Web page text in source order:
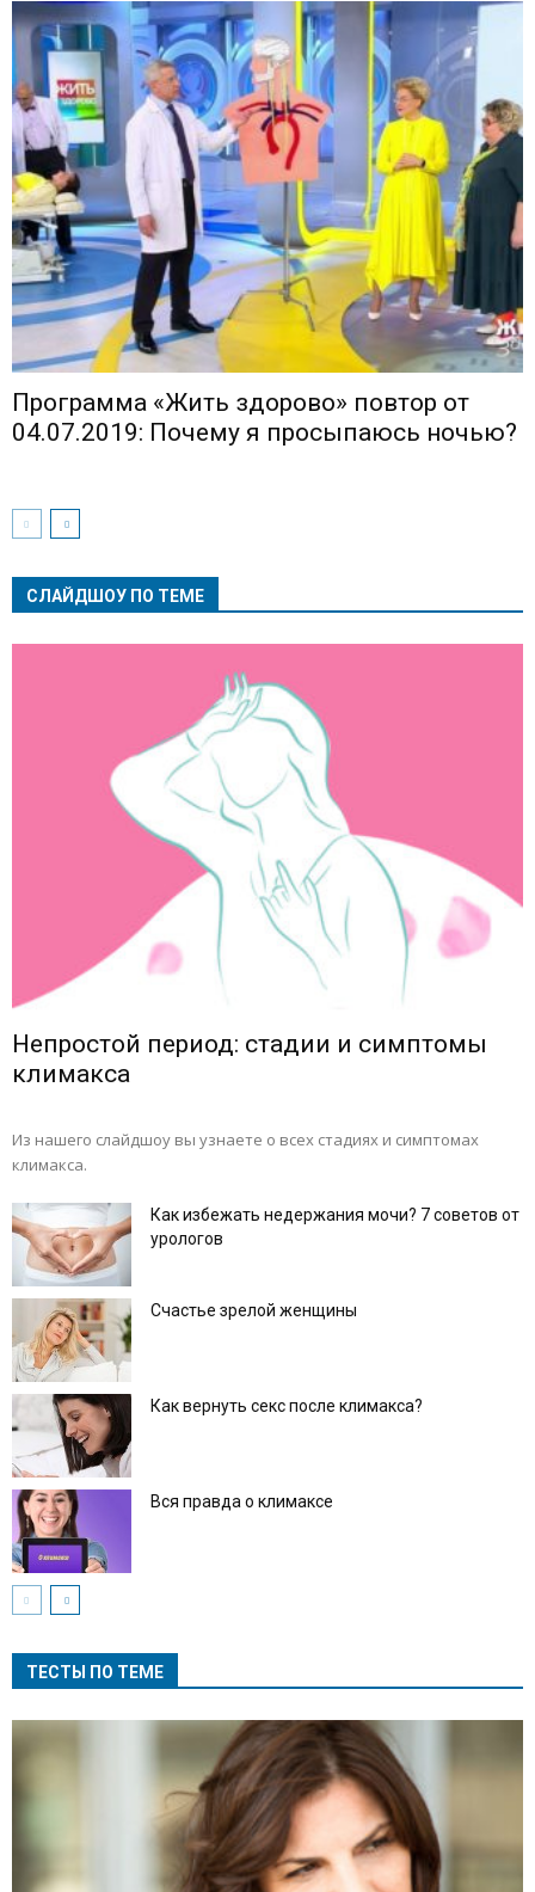
Программа «Жить здорово» повтор от
04.07.2019: Почему я просыпаюсь ночью?
СЛАЙДШОУ ПО ТЕМЕ
Непростой период: стадии и симптомы
климакса
Из нашего слайдшоу вы узнаете о всех стадиях и симптомах
климакса.
Как избежать недержания мочи? 7 советов от
урологов
Счастье зрелой женщины
Как вернуть секс после климакса?
Вся правда о климаксе
ТЕСТЫ ПО ТЕМЕ